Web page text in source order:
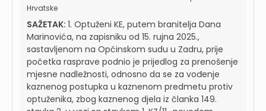
Hrvatske
SAŽETAK: 1. Optuženi KE, putem branitelja Dana
Marinovića, na zapisniku od 15. rujna 2025.,
sastavljenom na Općinskom sudu u Zadru, prije
početka rasprave podnio je prijedlog za prenošenje
mjesne nadležnosti, odnosno da se za vođenje
kaznenog postupka u kaznenom predmetu protiv
optuženika, zbog kaznenog djela iz članka 149.